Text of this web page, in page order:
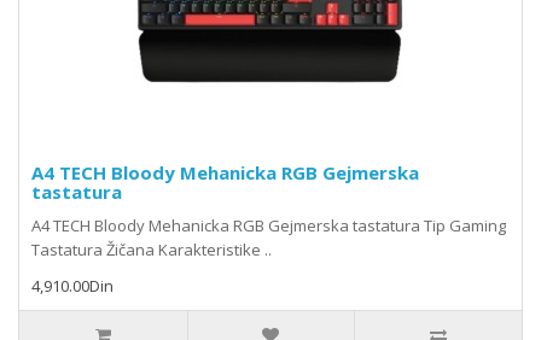
A4 TECH Bloody Mehanicka RGB Gejmerska
tastatura
A4 TECH Bloody Mehanicka RGB Gejmerska tastatura Tip Gaming
Tastatura Žičana Karakteristike ..
4,910.00Din